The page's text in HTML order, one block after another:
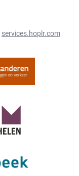
services.hoplr.com